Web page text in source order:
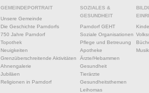
GEMEINDEPORTRAIT
Unsere Gemeinde
Die Geschichte Parndorfs
750 Jahre Parndorf
Topothek
Neuigkeiten
Grenzüberschreitende Aktivitäten
Ahnengalerie
Jubiläen
Religionen in Parndorf
SOZIALES &
GESUNDHEIT
Parndorf GEHT
Soziale Organisationen
Pflege und Betreuung
Apotheke
Ärzte/Hebammen
Gesundheit
Tierärzte
Gesundheitsthemen
Leihomas